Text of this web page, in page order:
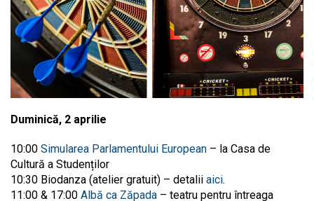
Duminică, 2 aprilie
10:00 Simularea Parlamentului European – la Casa de
Cultură a Studenților
10:30 Biodanza (atelier gratuit) – detalii aici.
11:00 & 17:00 Albă ca Zăpada – teatru pentru întreaga